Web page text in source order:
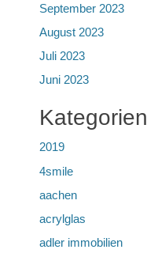
September 2023
August 2023
Juli 2023
Juni 2023
Kategorien
2019
4smile
aachen
acrylglas
adler immobilien